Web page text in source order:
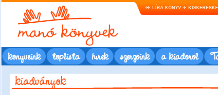
LÍRA KÖNYV
könyveink toplista hírek szerzőink a kiadóról